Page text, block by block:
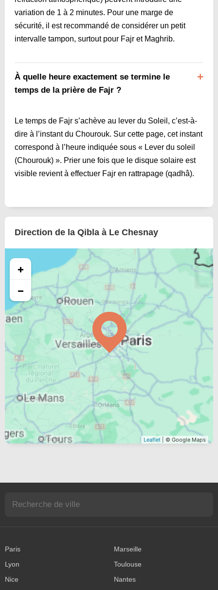
variation de 1 à 2 minutes. Pour une marge de
sécurité, il est recommandé de considérer un petit
intervalle tampon, surtout pour Fajr et Maghrib.
À quelle heure exactement se termine le
temps de la prière de Fajr ?
Le temps de Fajr s’achève au lever du Soleil, c’est-à-
dire à l’instant du Chourouk. Sur cette page, cet instant
correspond à l’heure indiquée sous « Lever du soleil
(Chourouk) ». Prier une fois que le disque solaire est
visible revient à effectuer Fajr en rattrapage (qadhâ).
Direction de la Qibla à Le Chesnay
+
−
Leaflet | © Google Maps
Paris
Marseille
Lyon
Toulouse
Nice
Nantes